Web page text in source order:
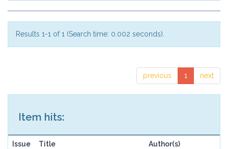
Results 1-1 of 1 (Search time: 0.002 seconds).
previous 1 next
Item hits:
Issue Title Author(s)